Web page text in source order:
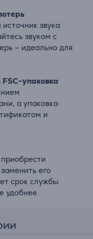
звука
звуком с
– идеально для
упаковка
а упаковка
и
его
срок службы
удобнее.